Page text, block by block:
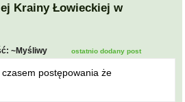
Krainy Łowieckiej w
~Myśliwy ostatnio dodany post
postępowania że